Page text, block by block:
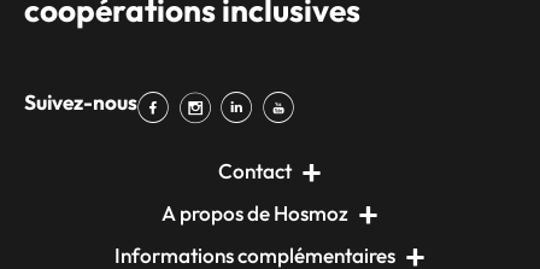
coopérations inclusives
Suivez-nous
Contact
A propos de Hosmoz
Informations complémentaires